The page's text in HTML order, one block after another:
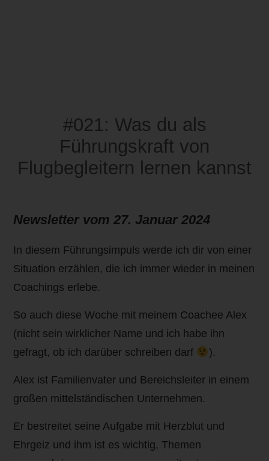
#021: Was du als
Führungskraft von
Flugbegleitern lernen kannst
Newsletter vom 27. Januar 2024
In diesem Führungsimpuls werde ich dir von einer
Situation erzählen, die ich immer wieder in meinen
Coachings erlebe.
So auch diese Woche mit meinem Coachee Alex
(nicht sein wirklicher Name und ich habe ihn
gefragt, ob ich darüber schreiben darf
).
Alex ist Familienvater und Bereichsleiter in einem
großen mittelständischen Unternehmen.
Er bestreitet seine Aufgabe mit Herzblut und
Ehrgeiz und ihm ist es wichtig, Themen